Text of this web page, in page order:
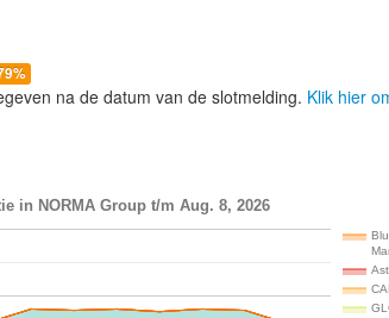
na de datum van de slotmelding. Klik hier
in NORMA Group t/m Aug. 8, 2026